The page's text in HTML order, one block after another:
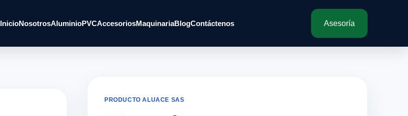
InicioNosotrosAluminioPVCAccesoriosMaquinariaBlogContáctenos Asesoría
PRODUCTO ALUACE SAS